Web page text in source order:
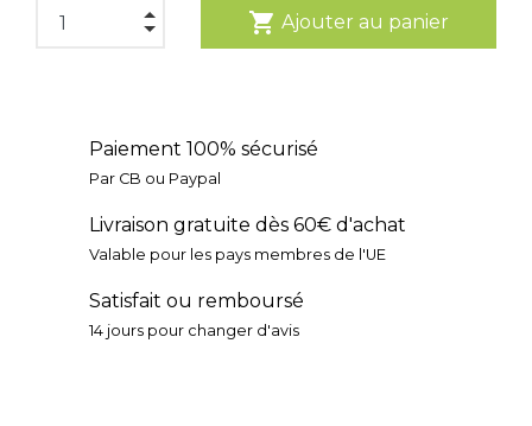
shopping_cart Ajouter au panier
Paiement 100% sécurisé
Par CB ou Paypal
Livraison gratuite dès 60€ d'achat
Valable pour les pays membres de l'UE
Satisfait ou remboursé
14 jours pour changer d'avis